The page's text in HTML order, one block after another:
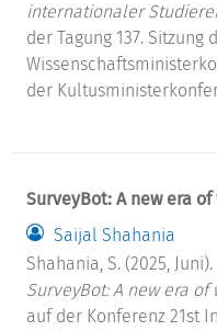
internationaler
der Tagung 137.
der
SurveyBot: A new era
Saijal Shahania
Shahania, S. (2025, Juni).
SurveyBot: A new era
auf der Konferenz 21st